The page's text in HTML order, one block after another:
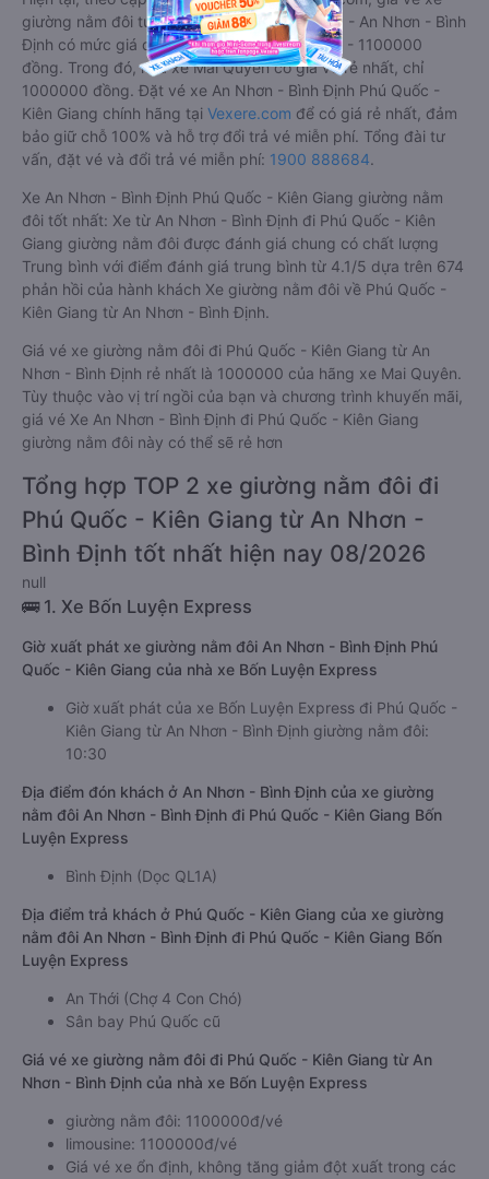
giường nằm đôi tuyến Phú Quốc - Kiên Giang - An Nhơn - Bình
Định có mức giá dao động từ 1000000 đồng - 1100000
đồng. Trong đó, nhà xe Mai Quyên có giá vé rẻ nhất, chỉ
1000000 đồng. Đặt vé xe An Nhơn - Bình Định Phú Quốc -
Kiên Giang chính hãng tại Vexere.com để có giá rẻ nhất, đảm
bảo giữ chỗ 100% và hỗ trợ đổi trả vé miễn phí. Tổng đài tư
vấn, đặt vé và đổi trả vé miễn phí: 1900 888684.
Xe An Nhơn - Bình Định Phú Quốc - Kiên Giang giường nằm
đôi tốt nhất: Xe từ An Nhơn - Bình Định đi Phú Quốc - Kiên
Giang giường nằm đôi được đánh giá chung có chất lượng
Trung bình với điểm đánh giá trung bình từ 4.1/5 dựa trên 674
phản hồi của hành khách Xe giường nằm đôi về Phú Quốc -
Kiên Giang từ An Nhơn - Bình Định.
Giá vé xe giường nằm đôi đi Phú Quốc - Kiên Giang từ An
Nhơn - Bình Định rẻ nhất là 1000000 của hãng xe Mai Quyên.
Tùy thuộc vào vị trí ngồi của bạn và chương trình khuyến mãi,
giá vé Xe An Nhơn - Bình Định đi Phú Quốc - Kiên Giang
giường nằm đôi này có thể sẽ rẻ hơn
Tổng hợp TOP 2 xe giường nằm đôi đi
Phú Quốc - Kiên Giang từ An Nhơn -
Bình Định tốt nhất hiện nay 08/2026
null
🚌 1. Xe Bốn Luyện Express
Giờ xuất phát xe giường nằm đôi An Nhơn - Bình Định Phú
Quốc - Kiên Giang của nhà xe Bốn Luyện Express
Giờ xuất phát của xe Bốn Luyện Express đi Phú Quốc -
Kiên Giang từ An Nhơn - Bình Định giường nằm đôi:
10:30
Địa điểm đón khách ở An Nhơn - Bình Định của xe giường
nằm đôi An Nhơn - Bình Định đi Phú Quốc - Kiên Giang Bốn
Luyện Express
Bình Định (Dọc QL1A)
Địa điểm trả khách ở Phú Quốc - Kiên Giang của xe giường
nằm đôi An Nhơn - Bình Định đi Phú Quốc - Kiên Giang Bốn
Luyện Express
An Thới (Chợ 4 Con Chó)
Sân bay Phú Quốc cũ
Giá vé xe giường nằm đôi đi Phú Quốc - Kiên Giang từ An
Nhơn - Bình Định của nhà xe Bốn Luyện Express
giường nằm đôi: 1100000đ/vé
limousine: 1100000đ/vé
Giá vé xe ổn định, không tăng giảm đột xuất trong các